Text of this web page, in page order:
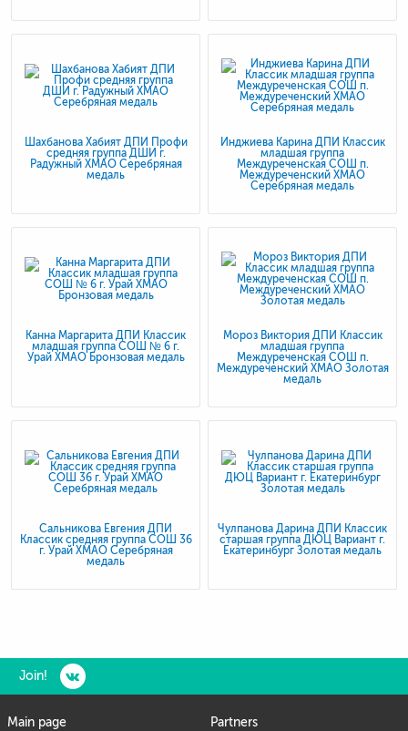
Шахбанова Хабият ДПИ Профи
средняя группа ДШИ г.
Радужный ХМАО Серебряная
медаль
Инджиева Карина ДПИ Классик
младшая группа
Междуреченская СОШ п.
Междуреченский ХМАО
Серебряная медаль
Канна Маргарита ДПИ Классик
младшая группа СОШ № 6 г.
Урай ХМАО Бронзовая медаль
Мороз Виктория ДПИ Классик
младшая группа
Междуреченская СОШ п.
Междуреченский ХМАО Золотая
медаль
Сальникова Евгения ДПИ
Классик средняя группа СОШ 36
г. Урай ХМАО Серебряная
медаль
Чулпанова Дарина ДПИ Классик
старшая группа ДЮЦ Вариант г.
Екатеринбург Золотая медаль
Join!
Main page Partners